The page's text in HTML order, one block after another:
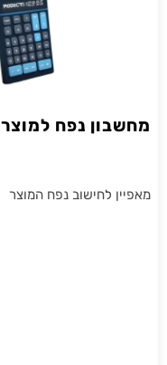
מחשבון נפח למוצר
מאפיין לחישוב נפח המוצר